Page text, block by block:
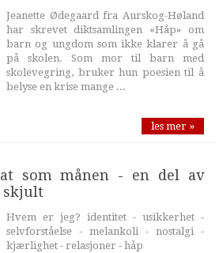
Jeanette Ødegaard fra Aurskog-Høland
har skrevet diktsamlingen «Håp» om
barn og ungdom som ikke klarer å gå
på skolen. Som mor til barn med
skolevegring, bruker hun poesien til å
belyse en krise mange ...
les mer »
som månen - en del av
skjult
Hvem er jeg? identitet - usikkerhet -
selvforståelse - melankoli - nostalgi -
kjærlighet - relasjoner - håp